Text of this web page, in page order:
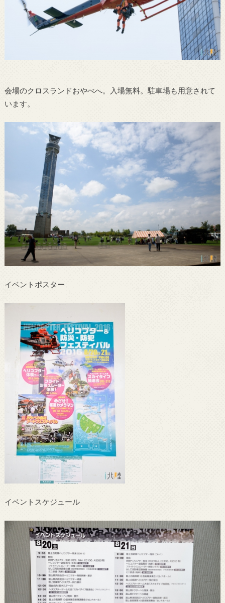
会場のクロスランドおやべへ。入場無料。駐車場も用意されて
います。
イベントポスター
イベントスケジュール